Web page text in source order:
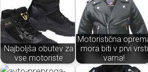
Najboljša obutev za
vse motoriste
Motoristična
mora biti v prvi vrsti
varna!